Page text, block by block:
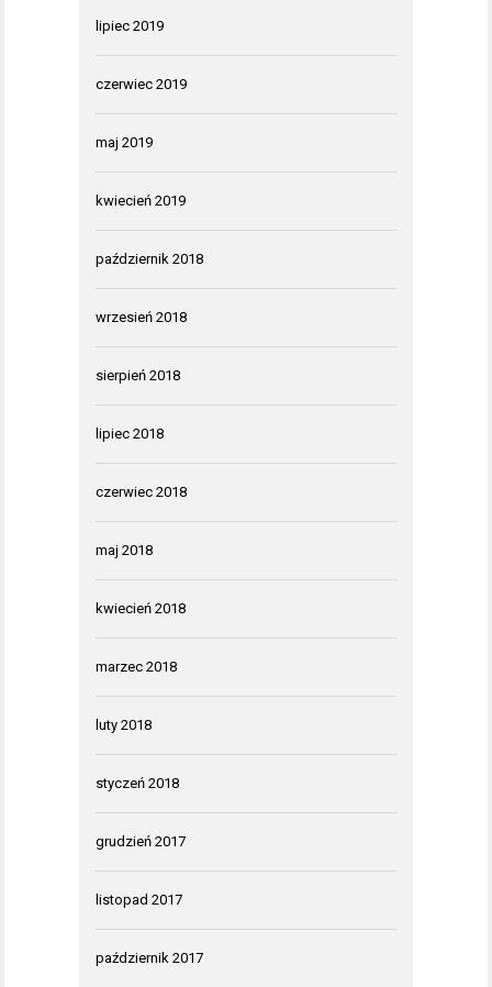
lipiec 2019
czerwiec 2019
maj 2019
kwiecień 2019
październik 2018
wrzesień 2018
sierpień 2018
lipiec 2018
czerwiec 2018
maj 2018
kwiecień 2018
marzec 2018
luty 2018
styczeń 2018
grudzień 2017
listopad 2017
październik 2017